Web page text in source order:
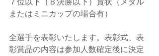
７位以下（Ｂ決勝以下）賞状（メダル
またはミニカップの場合有）
全選手を表彰いたします。表彰式、表
彰賞品の内容は参加人数確定後に決定